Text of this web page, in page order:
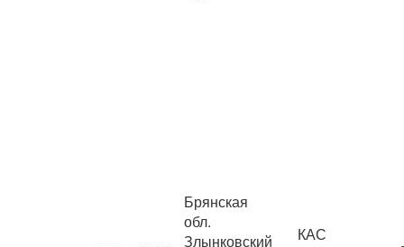
Брянская
обл.
Злынковский
КАС